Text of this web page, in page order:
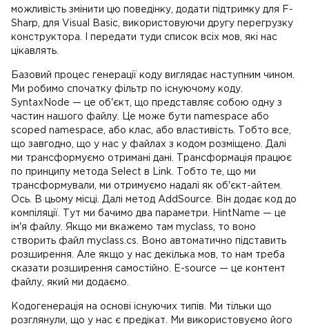
можливість змінити цю поведінку, додати підтримку для F-
Sharp, для Visual Basic, використовуючи другу перегрузку
конструктора. І передати туди список всіх мов, які нас
цікавлять.
Базовий процес генерації коду виглядає наступним чином.
Ми робимо спочатку фільтр по існуючому коду.
SyntaxNode — це об'єкт, що представляє собою одну з
частин нашого файлу. Це може бути namespace або
scoped namespace, або клас, або властивість. Тобто все,
що завгодно, що у нас у файлах з кодом розміщено. Далі
ми трансформуємо отримані дані. Трансформація працює
по принципу метода Select в Link. Тобто те, що ми
трансформували, ми отримуємо надалі як об'єкт-айтем.
Ось. В цьому місці. Далі метод AddSource. Він додає код до
компіляції. Тут ми бачимо два параметри. HintName — це
ім'я файлу. Якщо ми вкажемо там myclass, то воно
створить файл myclass.cs. Воно автоматично підставить
розширення. Але якщо у нас декілька мов, то нам треба
сказати розширення самостійно. E-source — це контент
файлу, який ми додаємо.
Кодогенерація на основі існуючих типів. Ми тільки що
розглянули, що у нас є предікат. Ми використовуємо його